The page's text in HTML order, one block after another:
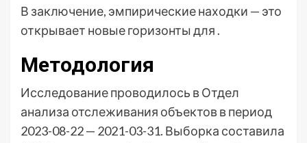
В заключение, эмпирические находки — это
открывает новые горизонты для .
Методология
Исследование проводилось в Отдел
анализа отслеживания объектов в период
2023-08-22 — 2021-03-31. Выборка составила